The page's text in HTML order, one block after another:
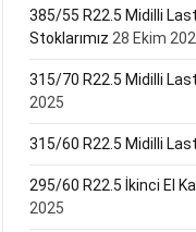
385/55 R22.5 Midilli
Stoklarımız 28 Ekim
315/70 R22.5 Midilli
2025
315/60 R22.5 Midilli
295/60 R22.5 İkinci El
2025